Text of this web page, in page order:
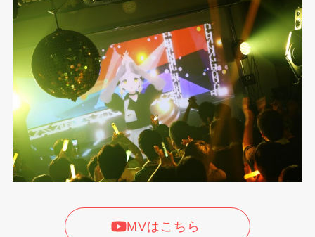
MVはこちら